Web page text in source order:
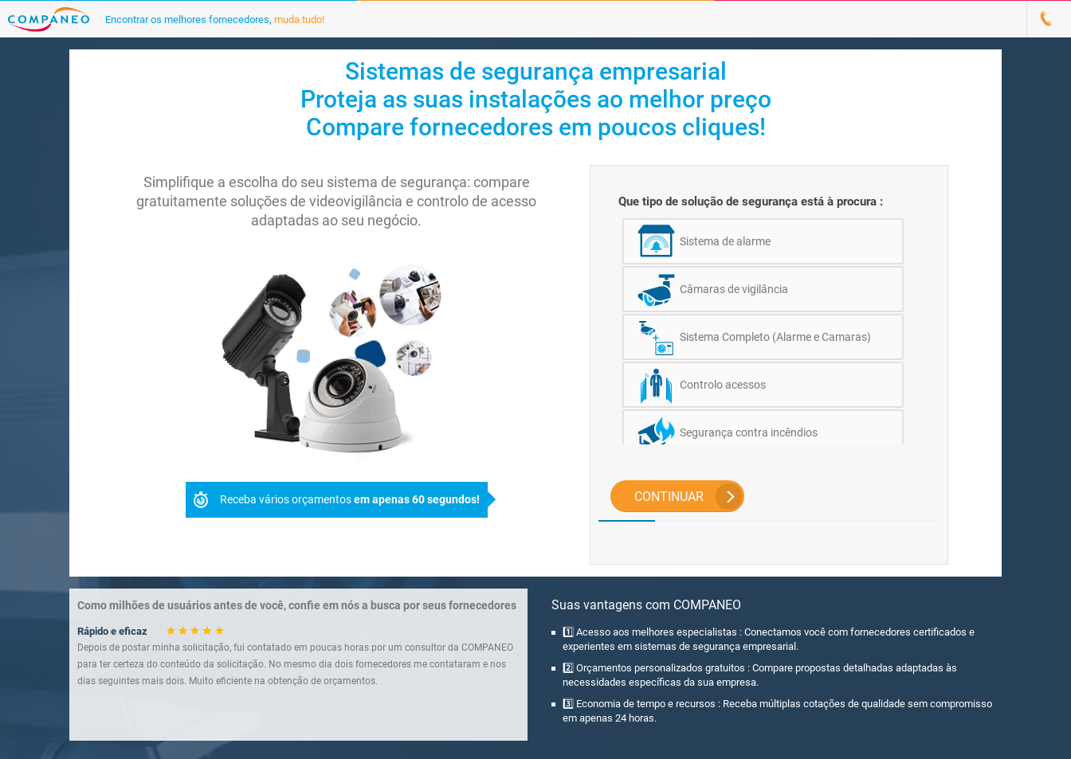
Encontrar os melhores fornecedores, muda tudo!
Sistemas de segurança empresarial
Proteja as suas instalações ao melhor preço
Compare fornecedores em poucos cliques!
Simplifique a escolha do seu sistema de segurança: compare
gratuitamente soluções de videovigilância e controlo de acesso
adaptadas ao seu negócio.
Receba vários orçamentosem apenas 60 segundos!
Que tipo de solução de segurança está à procura :
Sistema de alarme
Câmaras de vigilância
Sistema Completo (Alarme e Camaras)
Controlo acessos
Segurança contra incêndios
CONTINUAR
Como milhões de usuários antes de você, confie em nós a busca por seus fornecedores
Rápido e eficaz
Depois de postar minha solicitação, fui contatado em poucas horas por um consultor da COMPANEO
para ter certeza do conteúdo da solicitação. No mesmo dia dois fornecedores me contataram e nos
dias seguintes mais dois. Muito eficiente na obtenção de orçamentos.
Simples e eficiente
Suas vantagens com COMPANEO
1️⃣ Acesso aos melhores especialistas : Conectamos você com fornecedores certificados e
experientes em sistemas de segurança empresarial.
2️⃣ Orçamentos personalizados gratuitos : Compare propostas detalhadas adaptadas às
necessidades específicas da sua empresa.
3️⃣ Economia de tempo e recursos : Receba múltiplas cotações de qualidade sem compromisso
em apenas 24 horas.